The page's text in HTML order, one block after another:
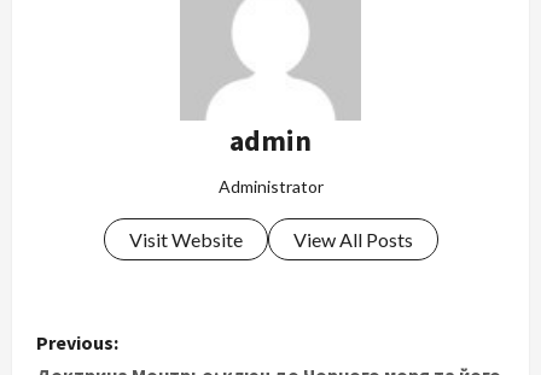
admin
Administrator
Visit Website View All Posts
P
Previous: